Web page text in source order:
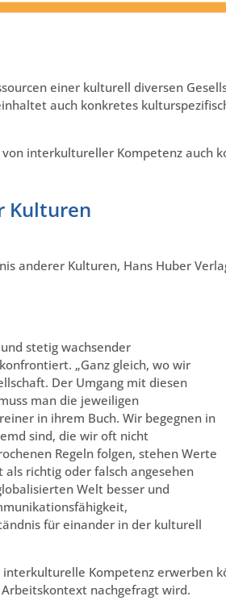
einer kulturell diversen
auch konkretes
interkultureller Kompetenz auch
Kulturen
anderer Kulturen, Hans Huber
stetig wachsender
„Ganz gleich, wo wir
Der Umgang mit diesen
man die jeweiligen
in ihrem Buch. Wir begegnen in
sind, die wir oft nicht
Regeln folgen, stehen Werte
richtig oder falsch angesehen
Welt besser und
für einander in der kulturell
Kompetenz erwerben
nachgefragt wird.